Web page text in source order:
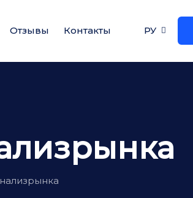
Отзывы Контакты РУ